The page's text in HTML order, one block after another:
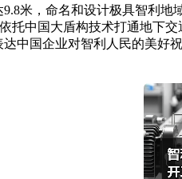
米，命名和设计极具智利地
托中国大盾构技术打通地下
中国企业对智利人民的美好祝